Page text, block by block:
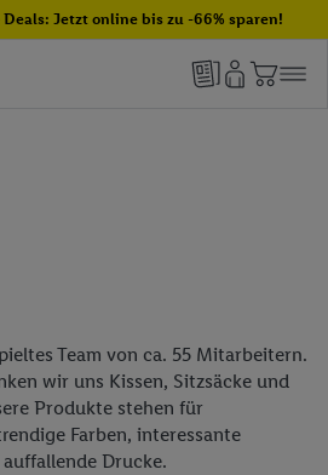
Deals: Jetzt online bis zu -66% sparen!
Team von ca. 55 Mitarbeitern.
wir uns Kissen, Sitzsäcke und
Produkte stehen für
Farben, interessante
Drucke.